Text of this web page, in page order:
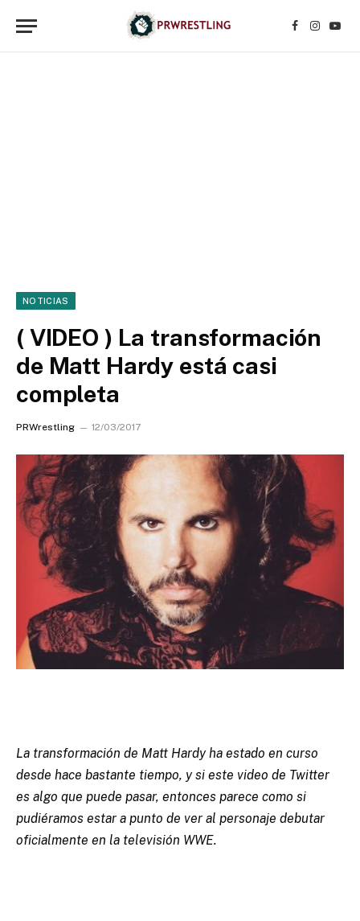
Facebook
NOTICIAS
( VIDEO ) La transformación
de Matt Hardy está casi
completa
PRWrestling 12/03/2017
La transformación de Matt Hardy ha estado en curso
desde hace bastante tiempo, y si este video de Twitter
es algo que puede pasar, entonces parece como si
pudiéramos estar a punto de ver al personaje debutar
oficialmente en la televisión WWE.